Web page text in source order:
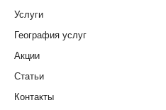
Услуги
География услуг
Акции
Статьи
Контакты